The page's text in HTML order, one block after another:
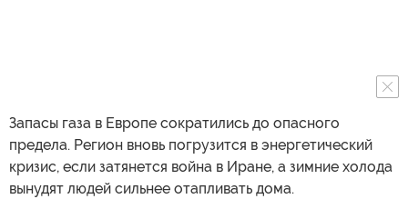
Запасы газа в Европе сократились до опасного
предела. Регион вновь погрузится в энергетический
кризис, если затянется война в Иране, а зимние холода
вынудят людей сильнее отапливать дома.